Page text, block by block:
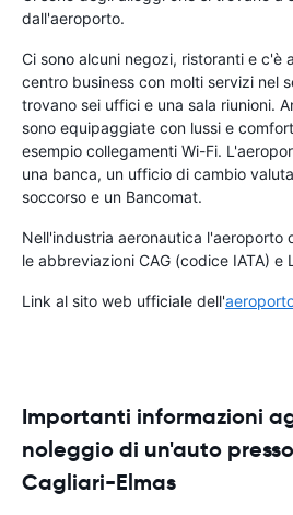
dall'aeroporto.
Ci sono alcuni negozi, ristoranti e c'è
centro business con molti servizi nel
trovano sei uffici e una sala riunioni.
sono equipaggiate con lussi e
esempio collegamenti Wi-Fi.
una banca, un ufficio di cambio
soccorso e un Bancomat.
Nell'industria aeronautica l'aeroporto
le abbreviazioni CAG (codice IATA) e
Link al sito web ufficiale dell'
Importanti informazioni
noleggio di un'auto
Cagliari-Elmas